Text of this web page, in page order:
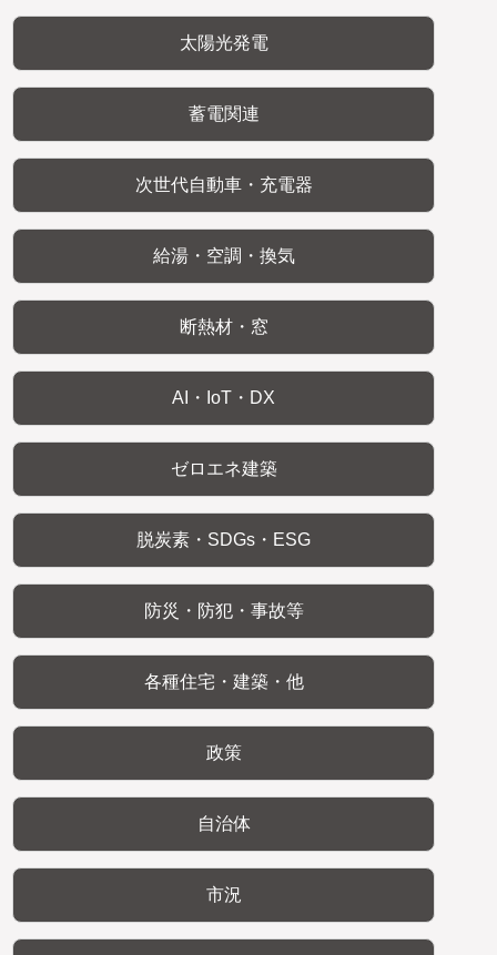
太陽光発電
蓄電関連
次世代自動車・充電器
給湯・空調・換気
断熱材・窓
AI・IoT・DX
ゼロエネ建築
脱炭素・SDGs・ESG
防災・防犯・事故等
各種住宅・建築・他
政策
自治体
市況